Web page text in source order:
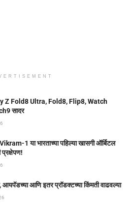
Z Fold8 Ultra, Fold8, Flip8, Watch
सादर
1 या भारताच्या पहिल्या खासगी ऑर्बिटल
आणि इतर प्रॉडक्टच्या किंमती वाढवल्या